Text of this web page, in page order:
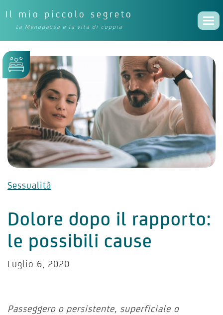
Il mio piccolo segreto
La Menopausa e la vita di coppia
Sessualità
Dolore dopo il rapporto:
le possibili cause
Luglio 6, 2020
Passeggero o persistente, superficiale o